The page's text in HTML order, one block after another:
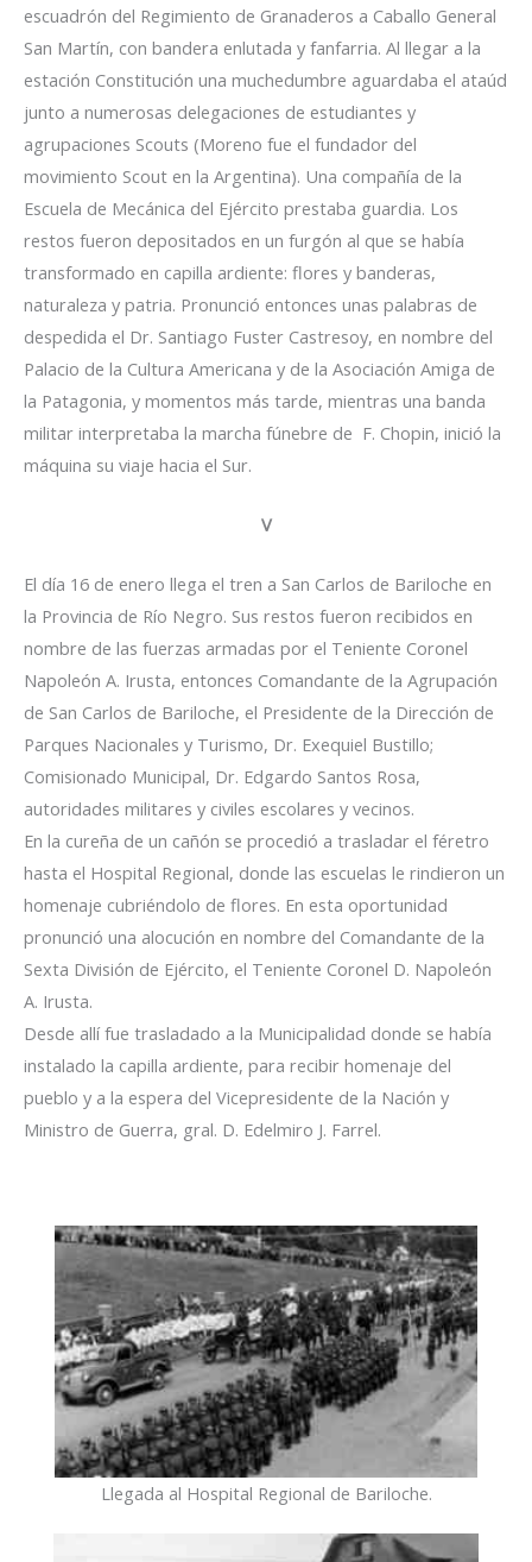
escuadrón del Regimiento de Granaderos a Caballo General
San Martín, con bandera enlutada y fanfarria. Al llegar a la
estación Constitución una muchedumbre aguardaba el ataúd
junto a numerosas delegaciones de estudiantes y
agrupaciones Scouts (Moreno fue el fundador del
movimiento Scout en la Argentina). Una compañía de la
Escuela de Mecánica del Ejército prestaba guardia. Los
restos fueron depositados en un furgón al que se había
transformado en capilla ardiente: flores y banderas,
naturaleza y patria. Pronunció entonces unas palabras de
despedida el Dr. Santiago Fuster Castresoy, en nombre del
Palacio de la Cultura Americana y de la Asociación Amiga de
la Patagonia, y momentos más tarde, mientras una banda
militar interpretaba la marcha fúnebre de F. Chopin, inició la
máquina su viaje hacia el Sur.
V
El día 16 de enero llega el tren a San Carlos de Bariloche en
la Provincia de Río Negro. Sus restos fueron recibidos en
nombre de las fuerzas armadas por el Teniente Coronel
Napoleón A. Irusta, entonces Comandante de la Agrupación
de San Carlos de Bariloche, el Presidente de la Dirección de
Parques Nacionales y Turismo, Dr. Exequiel Bustillo;
Comisionado Municipal, Dr. Edgardo Santos Rosa,
autoridades militares y civiles escolares y vecinos.
En la cureña de un cañón se procedió a trasladar el féretro
hasta el Hospital Regional, donde las escuelas le rindieron un
homenaje cubriéndolo de flores. En esta oportunidad
pronunció una alocución en nombre del Comandante de la
Sexta División de Ejército, el Teniente Coronel D. Napoleón
A. Irusta.
Desde allí fue trasladado a la Municipalidad donde se había
instalado la capilla ardiente, para recibir homenaje del
pueblo y a la espera del Vicepresidente de la Nación y
Ministro de Guerra, gral. D. Edelmiro J. Farrel.
Llegada al Hospital Regional de Bariloche.